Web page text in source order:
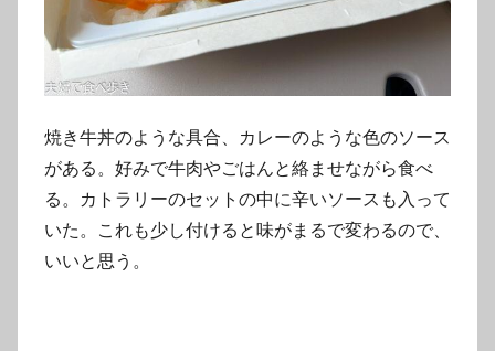
焼き牛丼のような具合、カレーのような色のソース
がある。好みで牛肉やごはんと絡ませながら食べ
る。カトラリーのセットの中に辛いソースも入って
いた。これも少し付けると味がまるで変わるので、
いいと思う。